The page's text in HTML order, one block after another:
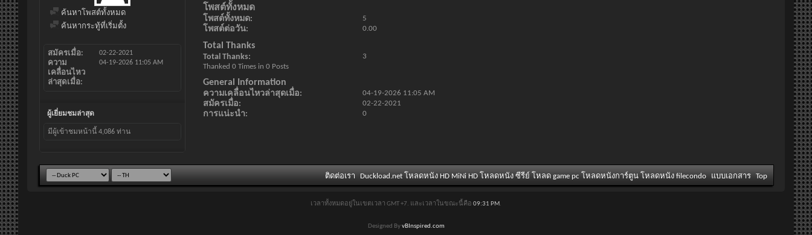
ค้นหาโพสต์ทั้งหมด
ค้นหากระทู้ที่เริ่มตั้ง
สมัครเมื่อ 02-22-2021
ความ
เคลื่อนไหว
ล่าสุดเมื่อ
04-19-2026 11:05 AM
ผู้เยี่ยมชมล่าสุด
มีผู้เข้าชมหน้านี้ 4,086 ท่าน
โพสต์ทั้งหมด
โพสต์ทั้งหมด 5
โพสต์ต่อวัน 0.00
Total Thanks
Total Thanks
3
Thanked 0 Times in 0 Posts
General Information
ความเคลื่อนไหวล่าสุดเมื่อ 04-19-2026 11:05 AM
สมัครเมื่อ 02-22-2021
การแน่ะนำ 0
ติดต่อเรา Duckload.net โหลดหนัง HD MiNi HD โหลดหนัง ซีรีย์ โหลด game pc โหลดหนังการ์ตูน โหลดหนัง filecondo แบบเอกสาร Top
เวลาทั้งหมดอยู่ในเขตเวลา GMT +7. และเวลาในขณะนี้คือ 09:31 PM.
Designed ByvBInspired.com